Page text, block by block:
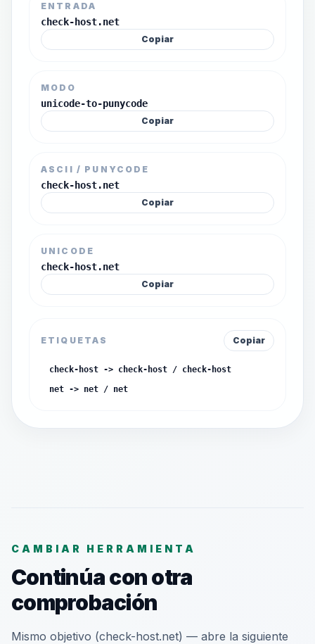
ENTRADA
check-host.net
Copiar
MODO
unicode-to-punycode
Copiar
ASCII / PUNYCODE
check-host.net
Copiar
UNICODE
check-host.net
Copiar
ETIQUETAS Copiar
check-host -> check-host / check-host
net -> net / net
CAMBIAR HERRAMIENTA
Continúa con otra
comprobación
Mismo objetivo (check-host.net) — abre la siguiente